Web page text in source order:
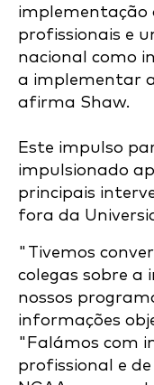
implementação
profissionais e
nacional como
a implementar
afirma Shaw.
Este impulso
impulsionado
principais
fora da
"Tivemos
colegas sobre a
nossos
informações
"Falámos com
profissional e